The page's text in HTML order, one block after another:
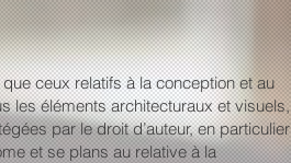
ceux relatifs à la conception et au
les éléments architecturaux et visuels,
par le droit d’auteur, en particulier
et se plans au relative à la